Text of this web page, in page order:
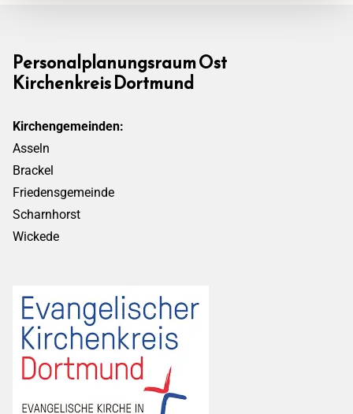
Personalplanungsraum Ost
Kirchenkreis Dortmund
Kirchengemeinden:
Asseln
Brackel
Friedensgemeinde
Scharnhorst
Wickede